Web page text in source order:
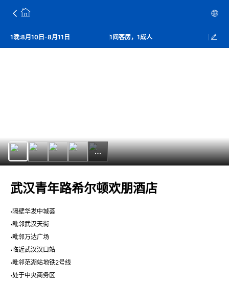
1晚:8月10日-8月11日 1间客房，1成人
武汉青年路希尔顿欢朋酒店
隔壁华发中城荟
毗邻武汉天街
毗邻万达广场
临近武汉汉口站
毗邻范湖站地铁2号线
处于中央商务区